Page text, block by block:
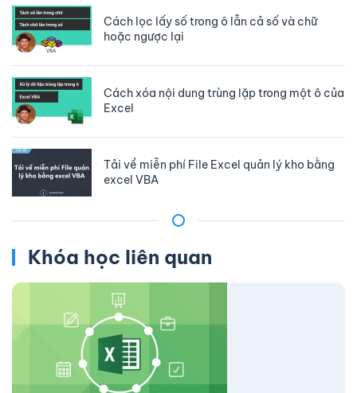
Cách lọc lấy số trong ô lẫn cả số và chữ
hoặc ngược lại
Cách xóa nội dung trùng lặp trong một ô của
Excel
Tải về miễn phí File Excel quản lý kho bằng
excel VBA
Khóa học liên quan